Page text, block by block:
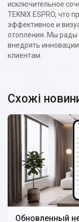
исключительное
TEKNIX ESPRO, что
эффективное и
отопления. Мы рады
внедрять
клиентам.
Схожі